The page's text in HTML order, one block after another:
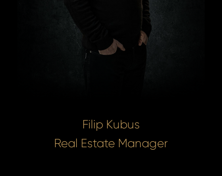
Filip Kubus
Real Estate Manager